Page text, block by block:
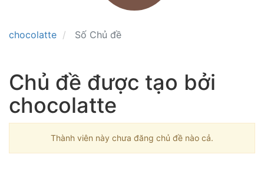
chocolatte Số Chủ đề
Chủ đề được tạo bởi
chocolatte
Thành viên này chưa đăng chủ đề nào cả.